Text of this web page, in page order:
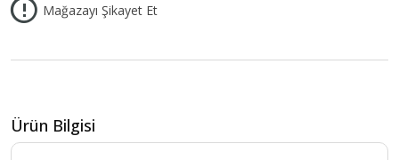
Mağazayı Şikayet Et
Ürün Bilgisi